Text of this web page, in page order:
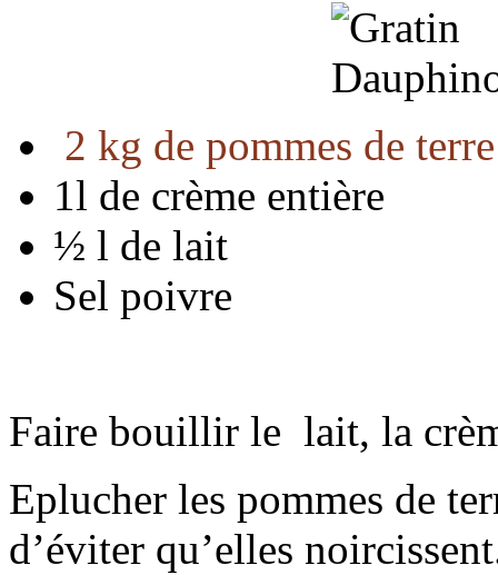
2 kg de pommes de terre
1l de crème entière
½ l de lait
Sel poivre
Faire bouillir le lait, la
Eplucher les pommes de
d’éviter qu’elles